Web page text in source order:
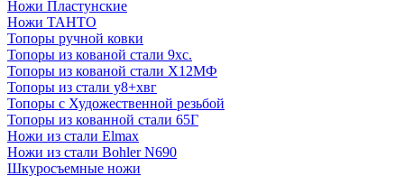
Ножи Пластунские
Ножи ТАНТО
Топоры ручной ковки
Топоры из кованой стали 9хс.
Топоры из кованой стали Х12МФ
Топоры из стали у8+хвг
Топоры с Художественной резьбой
Топоры из кованной стали 65Г
Ножи из стали Elmax
Ножи из стали Bohler N690
Шкуросъемные ножи